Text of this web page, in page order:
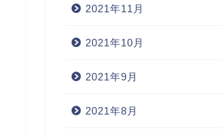
2021年11月
2021年10月
2021年9月
2021年8月